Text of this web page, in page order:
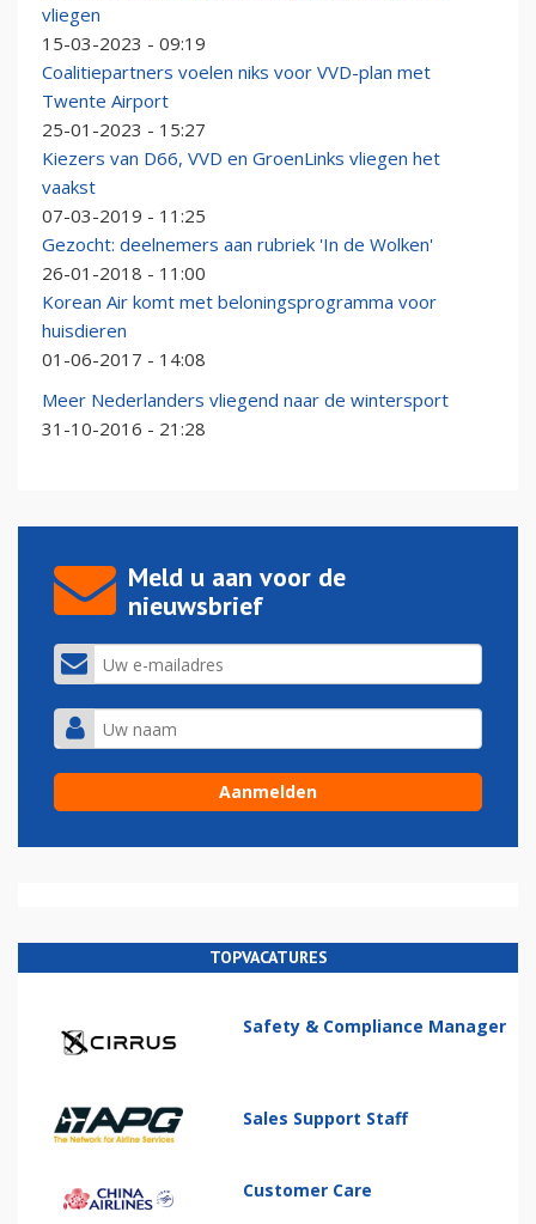
vliegen
15-03-2023 - 09:19
Coalitiepartners voelen niks voor VVD-plan met
Twente Airport
25-01-2023 - 15:27
Kiezers van D66, VVD en GroenLinks vliegen het
vaakst
07-03-2019 - 11:25
Gezocht: deelnemers aan rubriek 'In de Wolken'
26-01-2018 - 11:00
Korean Air komt met beloningsprogramma voor
huisdieren
01-06-2017 - 14:08
Meer Nederlanders vliegend naar de wintersport
31-10-2016 - 21:28
Meld u aan voor de
nieuwsbrief
TOPVACATURES
Safety & Compliance Manager
Sales Support Staff
Customer Care